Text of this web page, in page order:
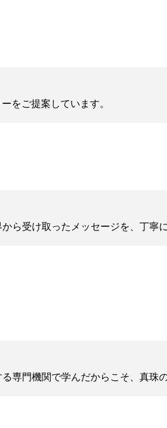
をご提案しています。
ら受け取ったメッセージを、丁寧
門機関で学んだからこそ、真珠